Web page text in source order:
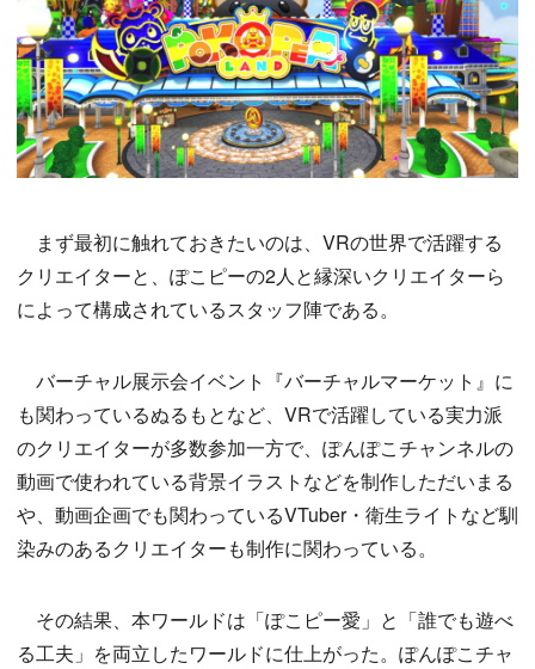
まず最初に触れておきたいのは、VRの世界で活躍する
クリエイターと、ぽこピーの2人と縁深いクリエイターら
によって構成されているスタッフ陣である。
バーチャル展示会イベント『バーチャルマーケット』に
も関わっているぬるもとなど、VRで活躍している実力派
のクリエイターが多数参加一方で、ぽんぽこチャンネルの
動画で使われている背景イラストなどを制作しただいまる
や、動画企画でも関わっているVTuber・衛生ライトなど馴
染みのあるクリエイターも制作に関わっている。
その結果、本ワールドは「ぽこピー愛」と「誰でも遊べ
る工夫」を両立したワールドに仕上がった。ぽんぽこチャ